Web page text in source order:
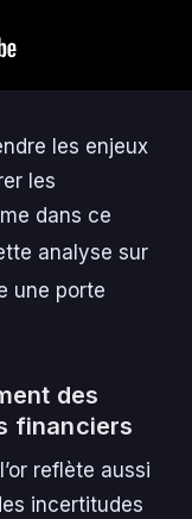
les enjeux
les
dans ce
analyse sur
une porte
des
financiers
reflète aussi
incertitudes